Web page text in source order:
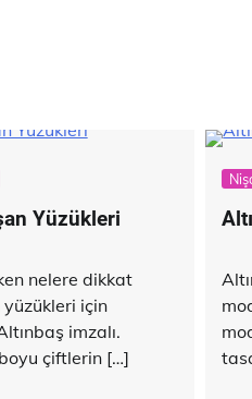
Yüzükleri
nelere dikkat
için
imzalı.
çiftlerin […]